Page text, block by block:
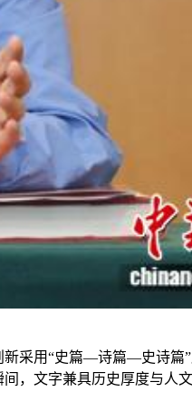
采用“史篇—诗篇—史诗篇”
，文字兼具历史厚度与人文